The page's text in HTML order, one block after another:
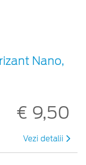
Nano,
€ 9,50
Vezi detalii